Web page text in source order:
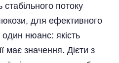
потоку
для ефективного
нюанс: якість
має значення. Дієти з